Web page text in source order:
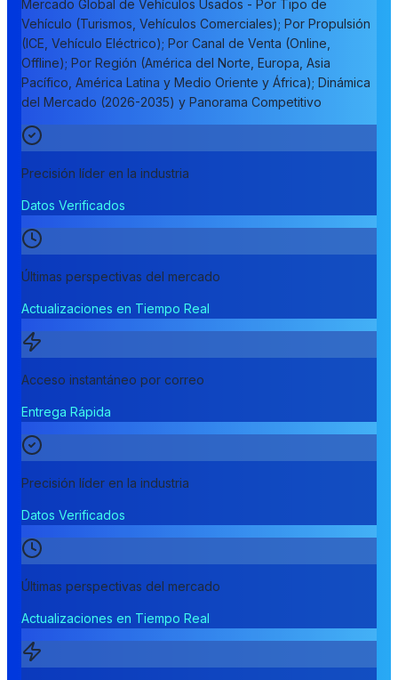
Mercado Global de Vehículos Usados - Por Tipo de
Vehículo (Turismos, Vehículos Comerciales); Por Propulsión
(ICE, Vehículo Eléctrico); Por Canal de Venta (Online,
Offline); Por Región (América del Norte, Europa, Asia
Pacífico, América Latina y Medio Oriente y África); Dinámica
del Mercado (2026-2035) y Panorama Competitivo
Precisión líder en la industria
Datos Verificados
Últimas perspectivas del mercado
Actualizaciones en Tiempo Real
Acceso instantáneo por correo
Entrega Rápida
Precisión líder en la industria
Datos Verificados
Últimas perspectivas del mercado
Actualizaciones en Tiempo Real